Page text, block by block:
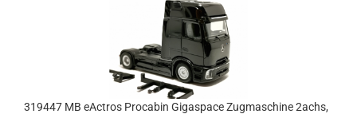
319447 MB eActros Procabin Gigaspace Zugmaschine 2achs,